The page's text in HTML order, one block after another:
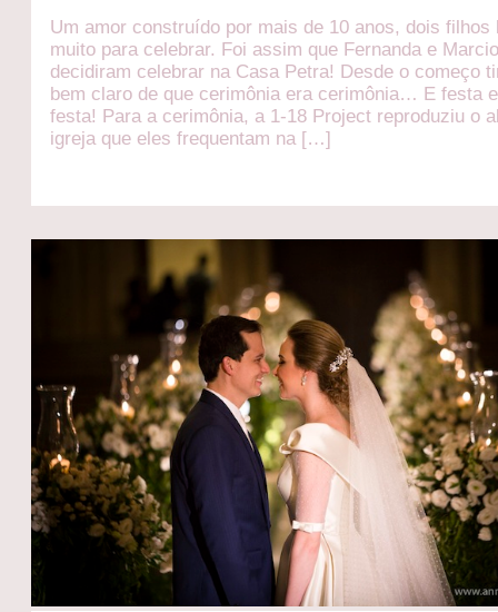
Um amor construído por mais de 10 anos, dois filhos
muito para celebrar. Foi assim que Fernanda e
decidiram celebrar na Casa Petra! Desde o começo
bem claro de que cerimônia era cerimônia… E festa
festa! Para a cerimônia, a 1-18 Project reproduziu o
igreja que eles frequentam na […]